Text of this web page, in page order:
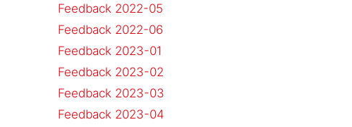
Feedback 2022-05
Feedback 2022-06
Feedback 2023-01
Feedback 2023-02
Feedback 2023-03
Feedback 2023-04